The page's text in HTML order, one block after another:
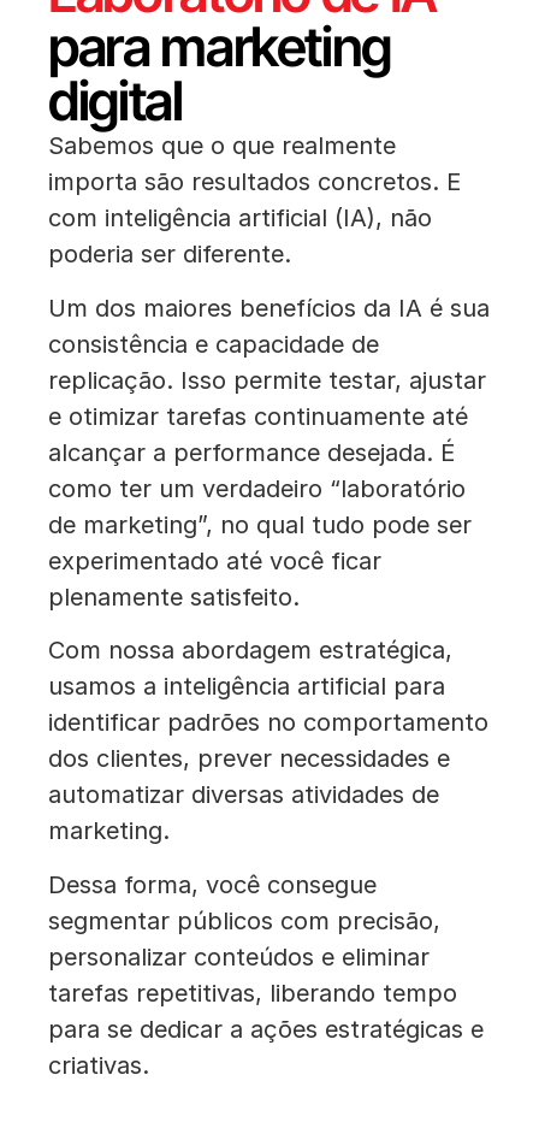
para marketing
digital
Sabemos que o que realmente
importa são resultados concretos. E
com inteligência artificial (IA), não
poderia ser diferente.
Um dos maiores benefícios da IA é sua
consistência e capacidade de
replicação. Isso permite testar, ajustar
e otimizar tarefas continuamente até
alcançar a performance desejada. É
como ter um verdadeiro “laboratório
de marketing”, no qual tudo pode ser
experimentado até você ficar
plenamente satisfeito.
Com nossa abordagem estratégica,
usamos a inteligência artificial para
identificar padrões no comportamento
dos clientes, prever necessidades e
automatizar diversas atividades de
marketing.
Dessa forma, você consegue
segmentar públicos com precisão,
personalizar conteúdos e eliminar
tarefas repetitivas, liberando tempo
para se dedicar a ações estratégicas e
criativas.